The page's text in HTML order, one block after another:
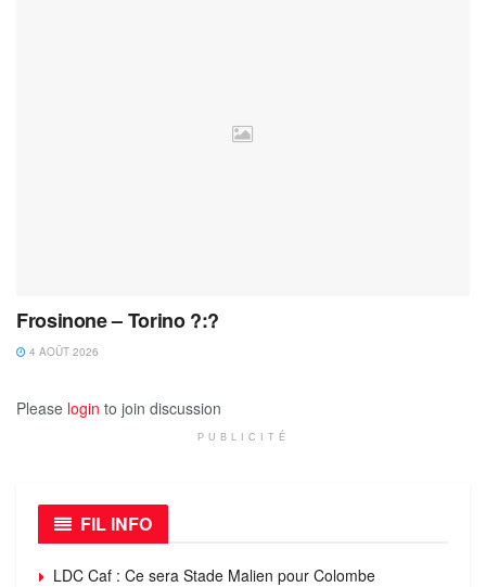
Frosinone – Torino ?:?
4 AOÛT 2026
Please login to join discussion
PUBLICITÉ
FIL INFO
LDC Caf : Ce sera Stade Malien pour Colombe